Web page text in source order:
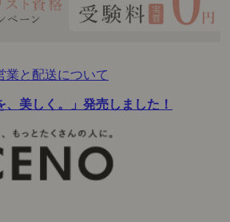
業と配送について
美しく。」発売しました！